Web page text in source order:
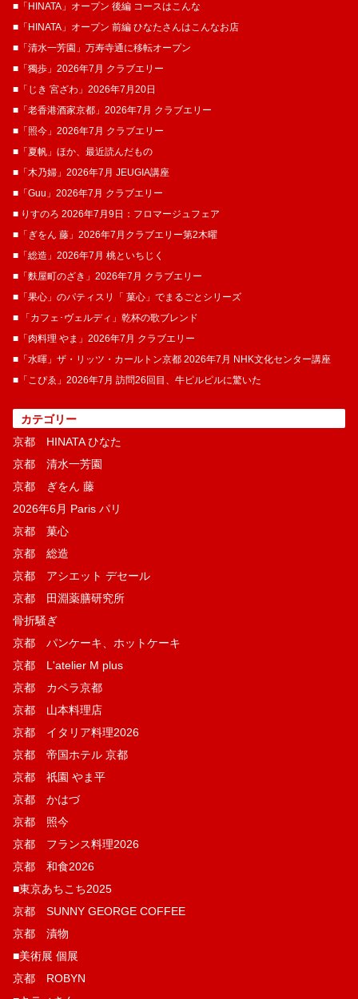
■「HINATA」オープン 後編 コースはこんな
■「HINATA」オープン 前編 ひなたさんはこんなお店
■「清水一芳園」万寿寺通に移転オープン
■「獨歩」2026年7月 クラブエリー
■「じき 宮ざわ」2026年7月20日
■「老香港酒家京都」2026年7月 クラブエリー
■「照今」2026年7月 クラブエリー
■「夏帆」ほか、最近読んだもの
■「木乃婦」2026年7月 JEUGIA講座
■「Guu」2026年7月 クラブエリー
■ りすのろ 2026年7月9日：フロマージュフェア
■「ぎをん 藤」2026年7月クラブエリー第2木曜
■「総造」2026年7月 桃といちじく
■「麩屋町のざき」2026年7月 クラブエリー
■「果心」のパティスリ「 菓​心」でまるごとシリーズ
■ 「カフェ･ヴェルディ」乾杯の歌ブレンド
■「肉料理 やま」2026年7月 クラブエリー
■「水暉」ザ・リッツ・カールトン京都 2026年7月 NHK文化センター講座
■「こぴゑ」2026年7月 訪問26回目、牛ピルピルに驚いた
カテゴリー
京都 HINATA ひなた
京都 清水一芳園
京都 ぎをん 藤
2026年6月 Paris パリ
京都 菓​心
京都 総造
京都 アシエット デセール
京都 田淵薬膳研究所
骨折騒ぎ
京都 パンケーキ、ホットケーキ
京都 L'atelier M plus
京都 カペラ京都
京都 山本料理店
京都 イタリア料理2026
京都 帝国ホテル 京都
京都 祇園 やま平
京都 かはづ
京都 照今
京都 フランス料理2026
京都 和食2026
■東京あちこち2025
京都 SUNNY GEORGE COFFEE
京都 漬物
■美術展 個展
京都 ROBYN